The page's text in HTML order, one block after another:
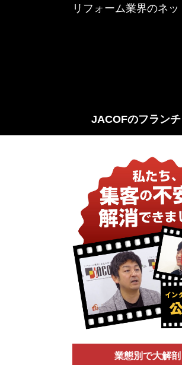
リフォーム業界のネ
JACOFのフラン
業態別で大解剖